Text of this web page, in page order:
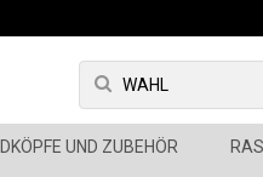
UND ZUBEHÖR